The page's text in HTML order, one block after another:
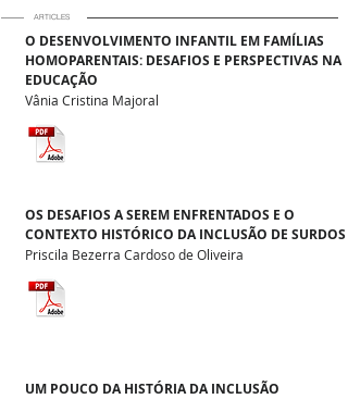
ARTICLES
Vânia Cristina Majoral
O DESENVOLVIMENTO INFANTIL EM FAMÍLIAS
HOMOPARENTAIS: DESAFIOS E PERSPECTIVAS NA
EDUCAÇÃO
Priscila Bezerra Cardoso de Oliveira
OS DESAFIOS A SEREM ENFRENTADOS E O
CONTEXTO HISTÓRICO DA INCLUSÃO DE SURDOS
UM POUCO DA HISTÓRIA DA INCLUSÃO